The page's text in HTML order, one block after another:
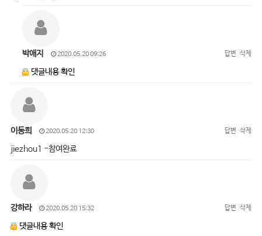
박애지 2020.05.20 09:26 답변 삭제
댓글내용 확인
이동희 2020.05.20 12:30 답변 삭제
jiezhou1 -참여완료
강하라 2020.05.20 15:32 답변 삭제
댓글내용 확인